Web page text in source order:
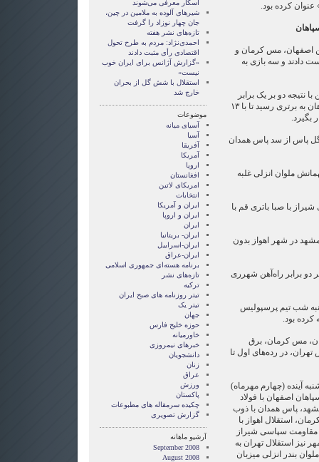
عنوان کرده بود.
اصفهان، مس کرمان و
دادند و سه بازی به
نتیجه دو بر یک برابر
همشهری خود، فولاد مبارکه سپاهان به برتری رسید تا با ۱۳
بگیرد.
پاس از سد پاس همدان
ملوان انزلی غلبه
با صبا باتری قم با
در شهر اهواز بدون
دو برابر راه‌آهن شهرری
شب تیم پرسپولیس
کرده بود.
مس کرمان، برق
در رده‌های اول تا
آینده (چهارم مهرماه)
اصفهان با فولاد
پاس همدان با ذوب
استقلال اهواز با
مقاومت سپاسی شیراز
نیز استقلال تهران به
بندر انزلی میزبان
اسکار معرفی می‌شوند
شیرهای آلوده به ملامین در چین،
جان چهار نوزاد را گرفت
تازه‌های نشر هفته
احمدی‌نژاد: مردم به طرح تحول
اقتصادی رأی مثبت دادند
«گزارش آژانس برای ایران خوب
نیست»
استقلال با شش گل از بحران
خارج شد
موضوعات
آسيای ميانه
آسیا
آفریقا
آمریکا
اروپا
افغانستان
امریکای لاتین
انتخابات
ايران و آمريکا
ايران و اروپا
ایران
ایران- بریتانیا
ایران-اسراییل
ایران-عراق
برنامه هسته‌ای جمهوری اسلامی
تازه‌های نشر
ترکیه
تیتر روزنامه های صبح ایران
تیتر یک
جهان
حوزه خلیج فارس
خاورمیانه
خبرهای نیمروزی
دانشجویان
زنان
عراق
ورزش
پاکستان
چکیده سرمقاله های مطبوعات
گزارش تصويری
آرشیو ماهانه
September 2008
August 2008